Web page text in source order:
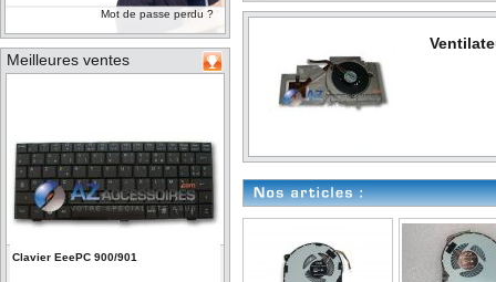
Mot de passe perdu ?
Meilleures ventes
Clavier EeePC 900/901